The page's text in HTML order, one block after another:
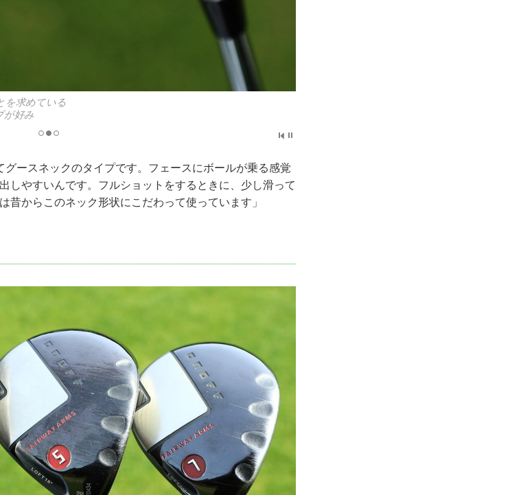
が好み
グースネックのタイプです。フェースにボールが乗る感覚
しやすいんです。フルショットをするときに、少し滑って
昔からこのネック形状にこだわって使っています」